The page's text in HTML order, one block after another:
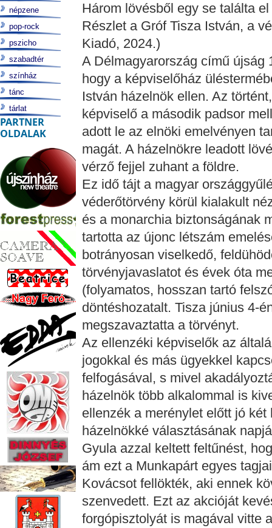
Három lövésből egy se találta
Részlet a Gróf Tisza István, a
Kiadó, 2024.)
A Délmagyarország című újság
hogy a képviselőház
István házelnök ellen. Az
képviselő a második padsor
adott le az elnöki emelvényen
magát. A házelnökre leadott
vérző fejjel zuhant a földre.
Ez idő tájt a magyar
véderőtörvény körül kialakult
és a monarchia biztonságának
tartotta az újonc létszám
botrányosan viselkedő,
törvényjavaslatot és évek óta
(folyamatos, hosszan tartó
döntéshozatalt. Tisza június 4-
megszavaztatta a törvényt.
Az ellenzéki képviselők az
jogokkal és más ügyekkel
felfogásával, s mivel
házelnök több alkalommal is
ellenzék a merénylet előtt jó
házelnökké választásának
Gyula azzal keltett feltűnést,
ám ezt a Munkapárt egyes
Kovácsot fellökték, aki ennek
szenvedett. Ezt az akcióját
forgópisztolyát is magával vitte
népzene
pop-rock
pszicho
szabadtér
színház
tánc
tárlat
PARTNER
OLDALAK